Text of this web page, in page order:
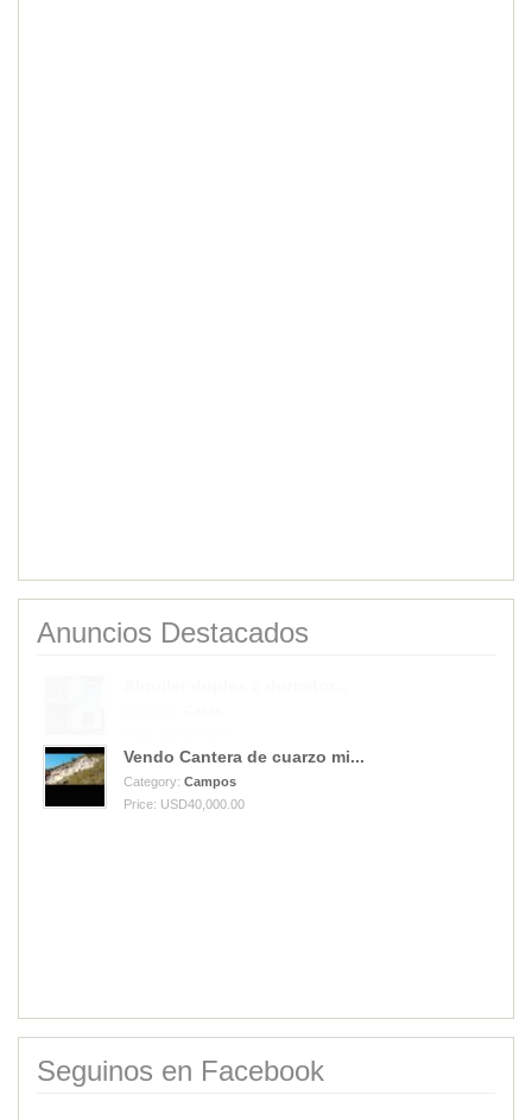
Anuncios Destacados
Vendo Cantera de cuarzo mi...
Category: Campos
Price: USD40,000.00
Seguinos en Facebook